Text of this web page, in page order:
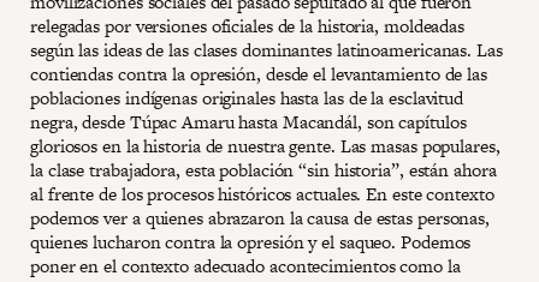
relegadas por versiones oficiales de la historia, moldeadas
según las ideas de las clases dominantes latinoamericanas. Las
contiendas contra la opresión, desde el levantamiento de las
poblaciones indígenas originales hasta las de la esclavitud
negra, desde Túpac Amaru hasta Macandál, son capítulos
gloriosos en la historia de nuestra gente. Las masas populares,
la clase trabajadora, esta población “sin historia”, están ahora
al frente de los procesos históricos actuales. En este contexto
podemos ver a quienes abrazaron la causa de estas personas,
quienes lucharon contra la opresión y el saqueo. Podemos
poner en el contexto adecuado acontecimientos como la